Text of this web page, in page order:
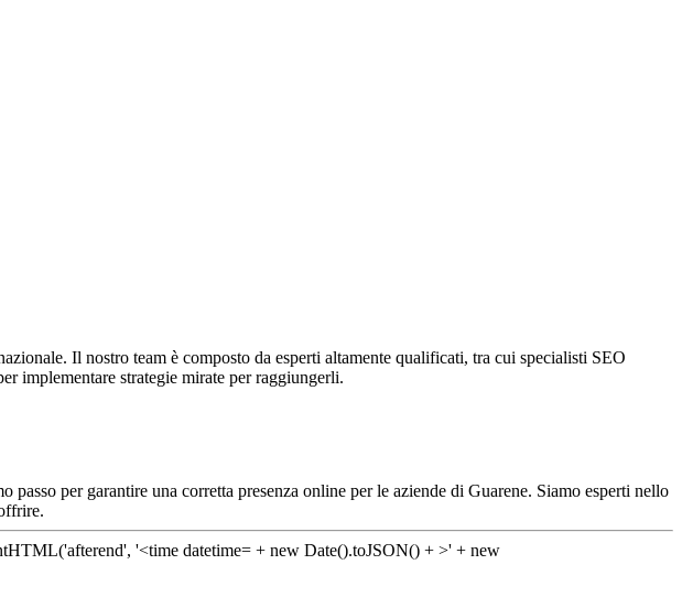
Il nostro team è composto da esperti altamente qualificati, tra cui specialisti SEO
implementare strategie mirate per raggiungerli.
per garantire una corretta presenza online per le aziende di Guarene. Siamo esperti nello